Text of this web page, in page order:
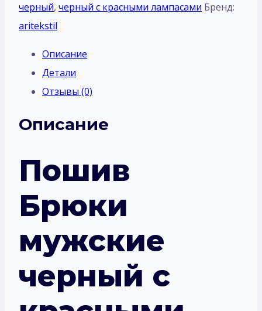
черный, черный с красными лампасами Бренд:
aritekstil
Описание
Детали
Отзывы (0)
Описание
Пошив
Брюки
мужские
черный с